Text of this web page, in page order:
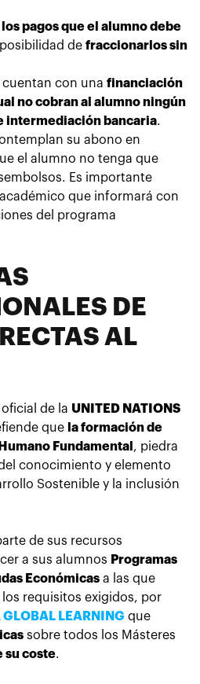
pagos que el alumno debe
de fraccionarlos sin
cuentan con una financiación
no cobran al alumno ningún
intermediación bancaria.
su abono en
el alumno no tenga que
Es importante
que informará con
del programa
DE
AL
de la UNITED NATIONS
que la formación de
Fundamental , piedra
conocimiento y elemento
Sostenible y la inclusión
de sus recursos
a sus alumnos Programas
Económicas a las que
requisitos exigidos, por
GLOBAL LEARNING que
sobre todos los Másteres
su coste.